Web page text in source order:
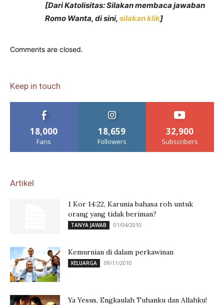
[Dari Katolisitas: Silakan membaca jawaban
Romo Wanta, di sini, silakan klik]
Comments are closed.
Keep in touch
18,000
Fans
18,659
Followers
32,900
Subscribers
Artikel
1 Kor 14:22, Karunia bahasa roh untuk
orang yang tidak beriman?
TANYA JAWAB 01/04/2010
Kemurnian di dalam perkawinan
KELUARGA 09/11/2010
Ya Yesus, Engkaulah Tuhanku dan Allahku!